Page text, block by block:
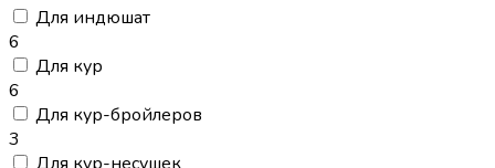
Для индюшат
6
Для кур
6
Для кур-бройлеров
3